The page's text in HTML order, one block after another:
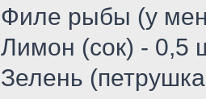
Филе рыбы (у
Лимон (сок) - 0,5
Зелень